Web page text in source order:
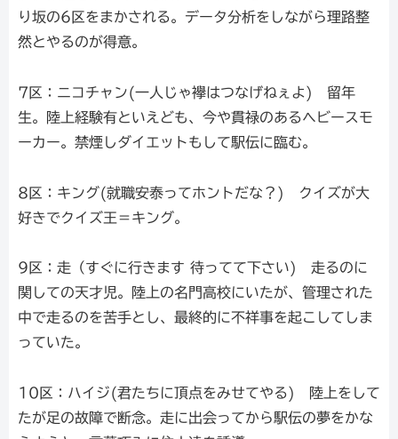
り坂の6区をまかされる。データ分析をしながら理路整
然とやるのが得意。
7区：ニコチャン(一人じゃ襷はつなげねぇよ) 留年
生。陸上経験有といえども、今や貫禄のあるヘビースモ
ーカー。禁煙しダイエットもして駅伝に臨む。
8区：キング(就職安泰ってホントだな？) クイズが大
好きでクイズ王＝キング。
9区：走（すぐに行きます 待ってて下さい) 走るのに
関しての天才児。陸上の名門高校にいたが、管理された
中で走るのを苦手とし、最終的に不祥事を起こしてしま
っていた。
10区：ハイジ(君たちに頂点をみせてやる) 陸上をして
たが足の故障で断念。走に出会ってから駅伝の夢をかな